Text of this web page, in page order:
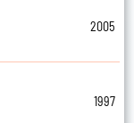
2005
1997